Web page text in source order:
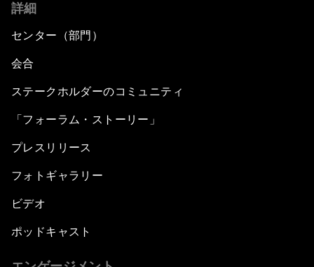
詳細
センター（部門）
会合
ステークホルダーのコミュニティ
「フォーラム・ストーリー」
プレスリリース
フォトギャラリー
ビデオ
ポッドキャスト